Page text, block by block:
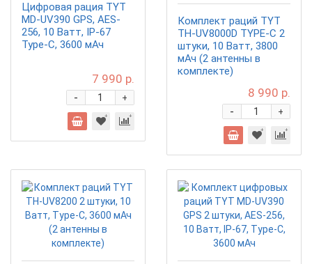
Цифровая рация TYT
MD-UV390 GPS, AES-
256, 10 Ватт, IP-67
Type-C, 3600 мАч
7 990 р.
+
-
Комплект раций TYT
TH-UV8000D TYPE-C 2
штуки, 10 Ватт, 3800
мАч (2 антенны в
комплекте)
8 990 р.
+
-